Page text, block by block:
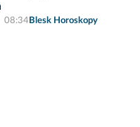
08:34 Blesk Horoskopy